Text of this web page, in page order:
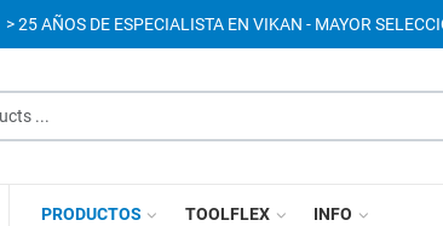
> 25 AÑOS DE ESPECIALISTA EN VIKAN - MAYOR
PRODUCTOS TOOLFLEX INFO